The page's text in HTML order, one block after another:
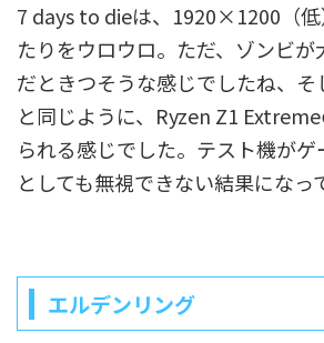
7 days to dieは、1920×1200（
たりをウロウロ。ただ、ゾンビが
だときつそうな感じでしたね、そ
と同じように、Ryzen Z1
られる感じでした。テスト機が
としても無視できない結果になっ
エルデンリング